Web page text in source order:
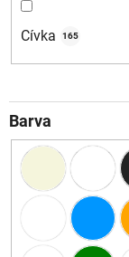
Cívka 165
Barva